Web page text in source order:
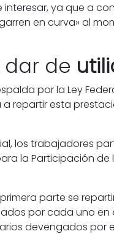
ya que a
en curva» al
de
por la Ley
repartir esta
los trabajadores
la Participación de
parte se
por cada uno
devengados